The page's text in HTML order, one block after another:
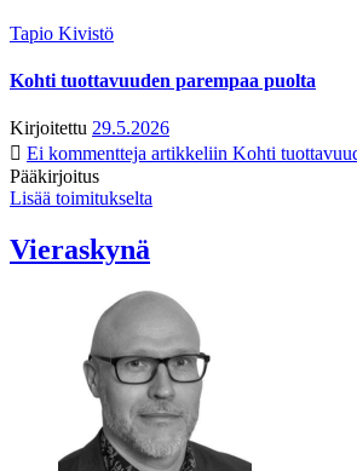
Tapio Kivistö
Kohti tuottavuuden parempaa puolta
Kirjoitettu 29.5.2026
Ei kommentteja artikkeliin Kohti
Pääkirjoitus
Lisää toimitukselta
Vieraskynä